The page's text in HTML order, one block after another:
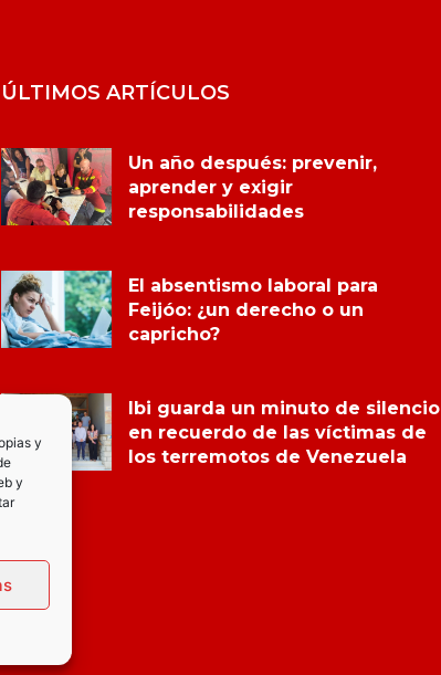
y
y
ÚLTIMOS ARTÍCULOS
Un año después: prevenir,
aprender y exigir
responsabilidades
El absentismo laboral para
Feijóo: ¿un derecho o un
capricho?
Ibi guarda un minuto de silencio
en recuerdo de las víctimas de
los terremotos de Venezuela